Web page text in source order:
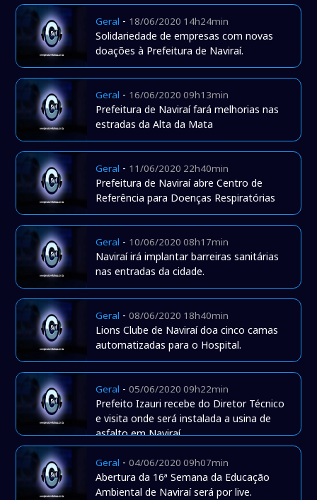
Geral - 18/06/2020 14h24min
Solidariedade de empresas com novas
doações à Prefeitura de Naviraí.
Geral - 16/06/2020 09h13min
Prefeitura de Naviraí fará melhorias nas
estradas da Alta da Mata
Geral - 11/06/2020 22h40min
Prefeitura de Naviraí abre Centro de
Referência para Doenças Respiratórias
Geral - 10/06/2020 08h17min
Naviraí irá implantar barreiras sanitárias
nas entradas da cidade.
Geral -08/06/2020 18h40min
Lions Clube de Naviraí doa cinco camas
automatizadas para o Hospital.
Geral -05/06/2020 09h22min
Prefeito Izauri recebe do Diretor Técnico
e visita onde será instalada a usina de
asfalto em Naviraí.
Geral -04/06/2020 09h07min
Abertura da 16ª Semana da Educação
Ambiental de Naviraí será por live.